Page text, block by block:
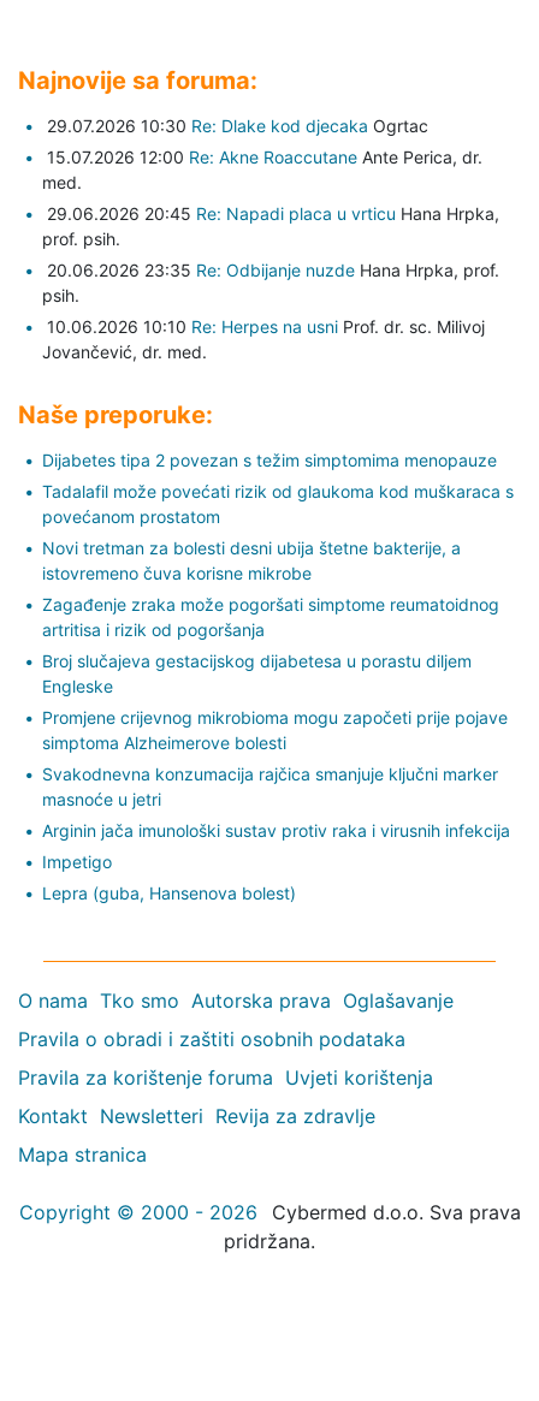
Najnovije sa foruma:
29.07.2026 10:30 Re: Dlake kod djecaka Ogrtac
15.07.2026 12:00 Re: Akne Roaccutane Ante Perica, dr.
med.
29.06.2026 20:45 Re: Napadi placa u vrticu Hana Hrpka,
prof. psih.
20.06.2026 23:35 Re: Odbijanje nuzde Hana Hrpka, prof.
psih.
10.06.2026 10:10 Re: Herpes na usni Prof. dr. sc. Milivoj
Jovančević, dr. med.
Naše preporuke:
Dijabetes tipa 2 povezan s težim simptomima menopauze
Tadalafil može povećati rizik od glaukoma kod muškaraca s
povećanom prostatom
Novi tretman za bolesti desni ubija štetne bakterije, a
istovremeno čuva korisne mikrobe
Zagađenje zraka može pogoršati simptome reumatoidnog
artritisa i rizik od pogoršanja
Broj slučajeva gestacijskog dijabetesa u porastu diljem
Engleske
Promjene crijevnog mikrobioma mogu započeti prije pojave
simptoma Alzheimerove bolesti
Svakodnevna konzumacija rajčica smanjuje ključni marker
masnoće u jetri
Arginin jača imunološki sustav protiv raka i virusnih infekcija
Impetigo
Lepra (guba, Hansenova bolest)
O nama Tko smo Autorska prava Oglašavanje
Pravila o obradi i zaštiti osobnih podataka
Pravila za korištenje foruma Uvjeti korištenja
Kontakt Newsletteri Revija za zdravlje
Mapa stranica
Copyright © 2000 - 2026
Cybermed d.o.o. Sva prava
pridržana.